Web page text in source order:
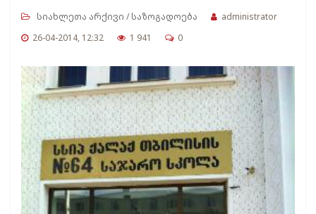
სიახლეთა არქივი /საზოგადოება
administrator
26-04-2014, 12:32
1 941 0